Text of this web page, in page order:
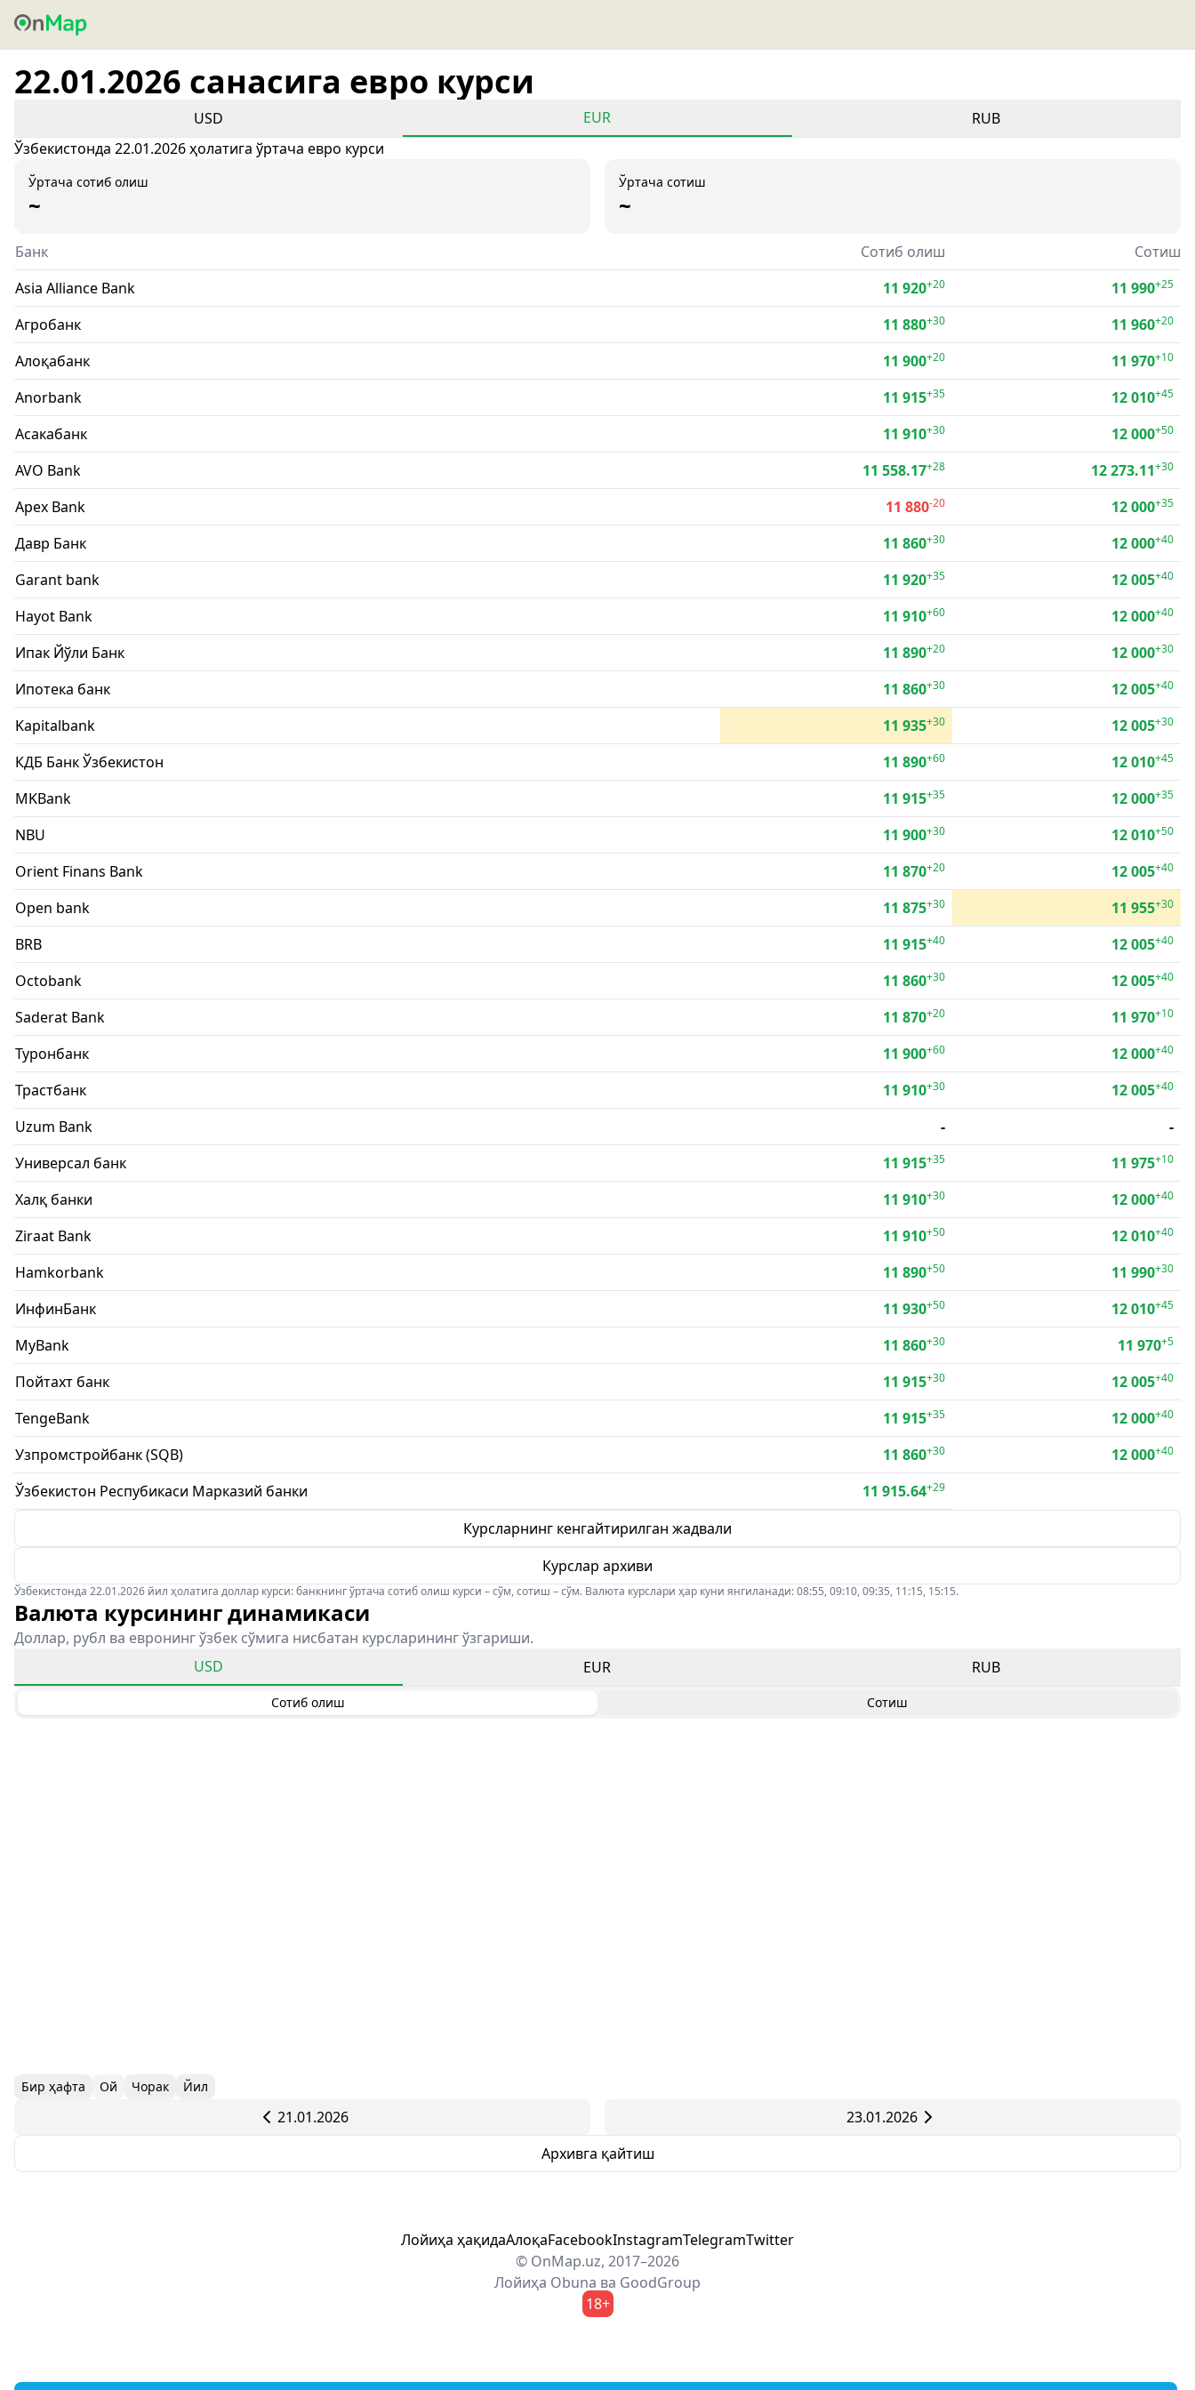
22.01.2026 санасига евро курси
USD EUR
RUB
Ўзбекистонда 22.01.2026 ҳолатига ўртача евро курси
Ўртача сотиб олиш
~
Ўртача сотиш
~
Банк Сотиб олиш
Сотиш
Asia Alliance Bank
11 920+20 11 990+25
Агробанк 11 880+30 11 960+20
Алоқабанк 11 900+20 11 970+10
Anorbank 11 915+35 12 010+45
Асакабанк 11 910+30 12 000+50
AVO Bank 11 558.17+28 12 273.11+30
Apex Bank 11 880-20 12 000+35
Давр Банк 11 860+30 12 000+40
Garant bank 11 920+35 12 005+40
Hayot Bank 11 910+60 12 000+40
Ипак Йўли Банк 11 890+20 12 000+30
Ипотека банк 11 860+30 12 005+40
Kapitalbank 11 935+30 12 005+30
КДБ Банк Ўзбекистон 11 890+60 12 010+45
MKBank 11 915+35 12 000+35
NBU 11 900+30 12 010+50
Orient Finans Bank 11 870+20 12 005+40
Open bank 11 875+30 11 955+30
BRB 11 915+40 12 005+40
Octobank 11 860+30 12 005+40
Saderat Bank 11 870+20 11 970+10
Туронбанк 11 900+60 12 000+40
Трастбанк 11 910+30 12 005+40
Uzum Bank -
-
Универсал банк
11 915+35 11 975+10
Халқ банки 11 910+30 12 000+40
Ziraat Bank 11 910+50 12 010+40
Hamkorbank 11 890+50 11 990+30
ИнфинБанк 11 930+50 12 010+45
MyBank 11 860+30 11 970+5
Пойтахт банк 11 915+30 12 005+40
TengeBank 11 915+35 12 000+40
Узпромстройбанк (SQB) 11 860+30 12 000+40
Ўзбекистон Респубикаси Марказий банки 11 915.64+29
Курсларнинг кенгайтирилган жадвали
Курслар архиви
Ўзбекистонда 22.01.2026 йил ҳолатига доллар курси: банкнинг ўртача сотиб олиш курси – сўм, сотиш – сўм. Валюта курслари ҳар куни янгиланади: 08:55, 09:10, 09:35, 11:15, 15:15.
Валюта курсининг динамикаси
Доллар, рубл ва евронинг ўзбек сўмига нисбатан курсларининг ўзгариши.
USD
EUR RUB
Сотиб олиш Сотиш
Бир ҳафта Ой Чорак Йил
21.01.2026
23.01.2026
Архивга қайтиш
Лойиҳа ҳақидаАлоқаFacebookInstagramTelegramTwitter
© OnMap.uz, 2017–2026
Лойиҳа Obuna ва GoodGroup
18+